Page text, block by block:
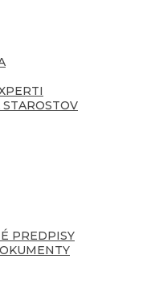
PREDPISY